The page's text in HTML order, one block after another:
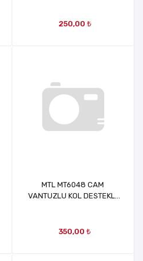
250,00 ₺
MTL MT6048 CAM
VANTUZLU KOL DESTEKLİ
350,00 ₺